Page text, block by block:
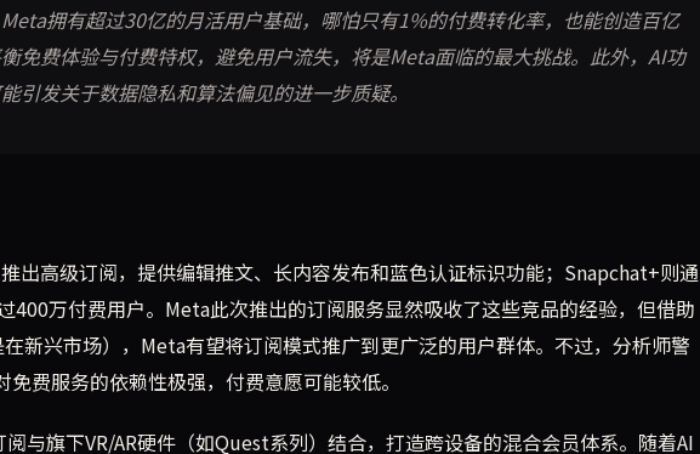
拥有超过30亿的月活用户基础，哪怕只有1%的付费转化率，也能创造百亿
免费体验与付费特权，避免用户流失，将是Meta面临的最大挑战。此外，AI功
引发关于数据隐私和算法偏见的进一步质疑。
出高级订阅，提供编辑推文、长内容发布和蓝色认证标识功能；Snapchat+则通
400万付费用户。Meta此次推出的订阅服务显然吸收了这些竞品的经验，但借助
新兴市场），Meta有望将订阅模式推广到更广泛的用户群体。不过，分析师警
费服务的依赖性极强，付费意愿可能较低。
旗下VR/AR硬件（如Quest系列）结合，打造跨设备的混合会员体系。随着AI